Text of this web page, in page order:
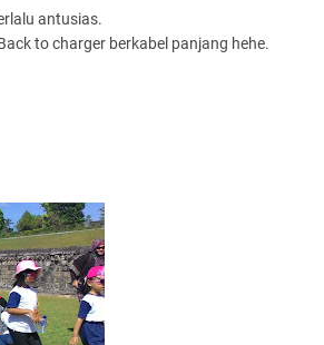
antusias.
to charger berkabel panjang hehe.